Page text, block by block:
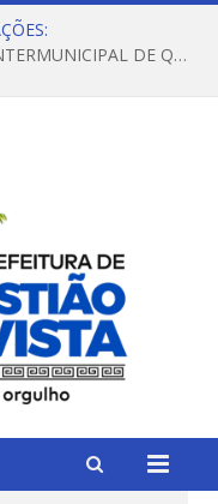
REGULAMENTO DO X CONCURSO INTERMUNICIPAL DE QUADRILHAS JUNINAS – 2026 – ARRAIÁ DA VENEZA